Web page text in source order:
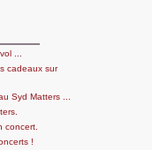
...
cadeaux sur
Syd Matters ...
concert.
!